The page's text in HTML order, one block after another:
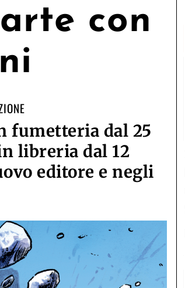
con
fumetteria dal 25
libreria dal 12
editore e negli